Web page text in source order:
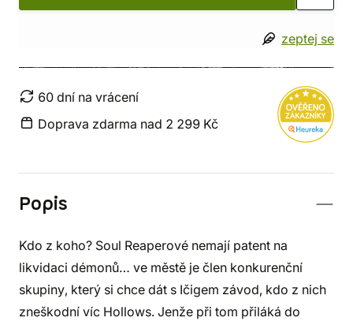
zeptej se
60 dní na vrácení
Doprava zdarma nad 2 299 Kč
Popis
Kdo z koho? Soul Reaperové nemají patent na
likvidaci démonů… ve městě je člen konkurenční
skupiny, který si chce dát s Ičigem závod, kdo z nich
zneškodní víc Hollows. Jenže při tom přiláká do